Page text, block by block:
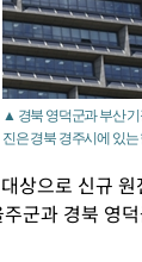
▲ 경북 영덕군과 부산
진은 경북 경주시에 있
상으로 신규
군과 경북 영